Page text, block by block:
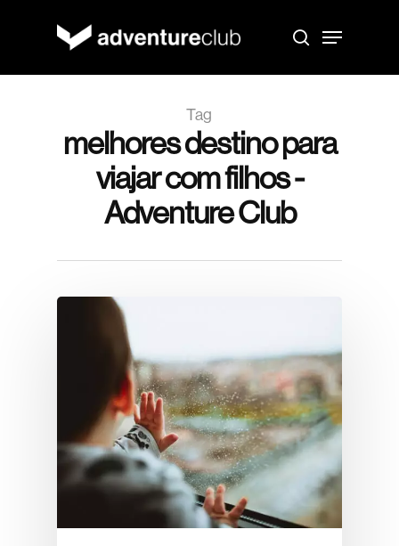
search
Menu
Tag
melhores destino para
viajar com filhos -
Adventure Club